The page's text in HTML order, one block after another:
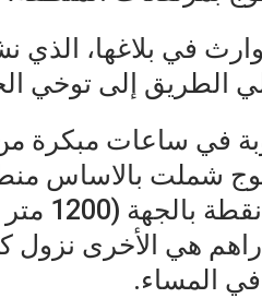
في بلاغها، الذي
الطريق إلى توخي
في ساعات مبكرة
شملت بالاساس
الدماء
هي الأخرى نزول
في المساء.